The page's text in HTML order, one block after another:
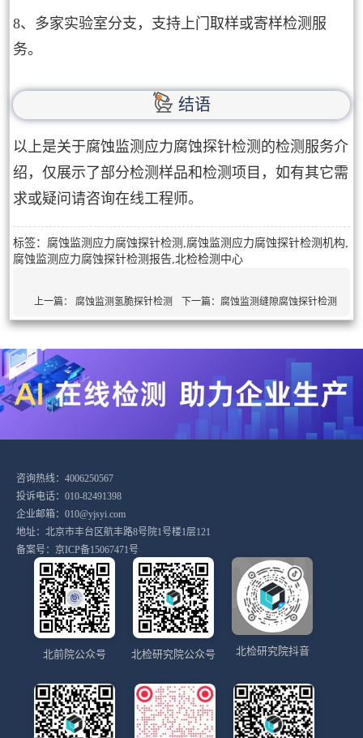
8、多家实验室分支，支持上门取样或寄样检测服
务。
结语
以上是关于腐蚀监测应力腐蚀探针检测的检测服务介
绍，仅展示了部分检测样品和检测项目，如有其它需
求或疑问请咨询在线工程师。
标签：腐蚀监测应力腐蚀探针检测,腐蚀监测应力腐蚀探针检测机构,
腐蚀监测应力腐蚀探针检测报告,北检检测中心
上一篇：腐蚀监测氢脆探针检测 下一篇：腐蚀监测缝隙腐蚀探针检测
咨询热线：4006250567
投诉电话：010-82491398
企业邮箱：010@yjsyi.com
地址：北京市丰台区航丰路8号院1号楼1层121
备案号： 京ICP备15067471号
北前院公众号 北检研究院公众号 北检研究院抖音